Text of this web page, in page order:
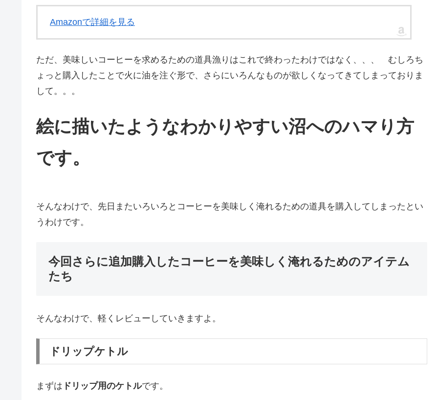
Amazonで詳細を見る
ただ、美味しいコーヒーを求めるための道具漁りはこれで終わったわけではなく、、、 むしろち
ょっと購入したことで火に油を注ぐ形で、さらにいろんなものが欲しくなってきてしまっておりま
して。。。
絵に描いたようなわかりやすい沼へのハマり方
です。
そんなわけで、先日またいろいろとコーヒーを美味しく淹れるための道具を購入してしまったとい
うわけです。
今回さらに追加購入したコーヒーを美味しく淹れるためのアイテム
たち
そんなわけで、軽くレビューしていきますよ。
ドリップケトル
まずは ドリップ用のケトルです。